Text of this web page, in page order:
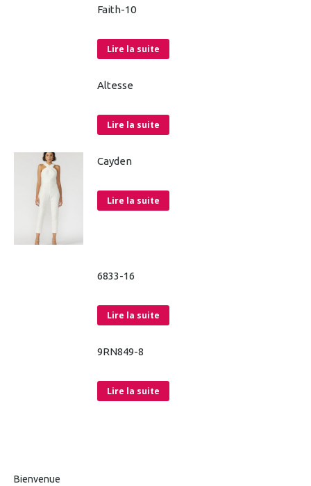
Faith-10
Lire la suite
Altesse
Lire la suite
Cayden
Lire la suite
6833-16
Lire la suite
9RN849-8
Lire la suite
Bienvenue